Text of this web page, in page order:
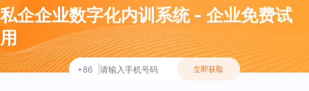
私企企业数字化内训系统 - 企业免费试
用
+86 立即获取